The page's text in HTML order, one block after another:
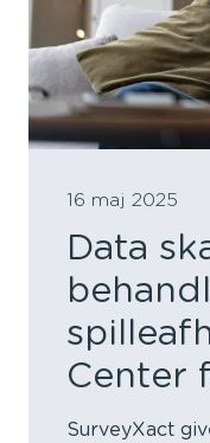
16 maj 2025
Data
Center
SurveyXact